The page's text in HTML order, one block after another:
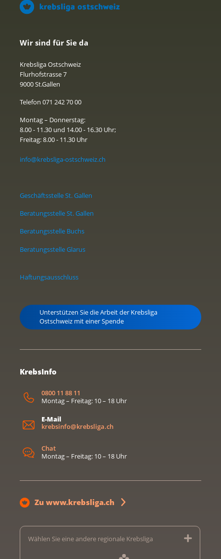
Wir sind für Sie da
Krebsliga Ostschweiz
Flurhofstrasse 7
9000 St.Gallen
Telefon 071 242 70 00
Montag – Donnerstag:
8.00 - 11.30 und 14.00 - 16.30 Uhr;
Freitag: 8.00 - 11.30 Uhr
info@krebsliga-ostschweiz.ch
Geschäftsstelle St. Gallen
Beratungsstelle St. Gallen
Beratungsstelle Buchs
Beratungsstelle Glarus
Haftungsausschluss
Unterstützen Sie die Arbeit der Krebsliga
Ostschweiz mit einer Spende
KrebsInfo
0800 11 88 11
Montag – Freitag: 10 – 18 Uhr
E-Mail
krebsinfo@krebsliga.ch
Chat
Montag – Freitag: 10 – 18 Uhr
Zu www.krebsliga.ch
Wählen Sie eine andere regionale Krebsliga